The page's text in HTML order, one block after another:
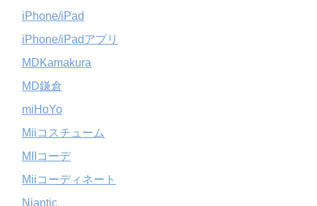
iPhone/iPad
iPhone/iPadアプリ
MDKamakura
MD鎌倉
miHoYo
Miiコスチューム
MIIコーデ
Miiコーディネート
Niantic